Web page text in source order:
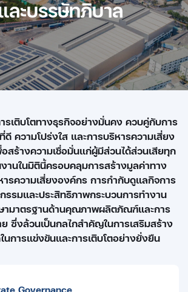
ละบรรษัทภิบาล
เติบโตทางธุรกิจอย่างมั่นคง ควบคู่กับการ
ความโปร่งใส และการบริหารความเสี่ยง
สร้างความเชื่อมั่นแก่ผู้มีส่วนได้ส่วนเสียทุก
านในมิตินี้ครอบคลุมการสร้างมูลค่าทาง
ารความเสี่ยงองค์กร การกำกับดูแลกิจการ
รมและประสิทธิภาพกระบวนการทำงาน
ามาตรฐานด้านคุณภาพผลิตภัณฑ์และการ
ซึ่งล้วนเป็นกลไกสำคัญในการเสริมสร้าง
นการแข่งขันและการเติบโตอย่างยั่งยืน